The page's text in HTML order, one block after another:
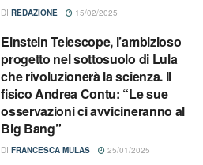
DI REDAZIONE 15/02/2025
Einstein Telescope, l’ambizioso
progetto nel sottosuolo di Lula
che rivoluzionerà la scienza. Il
fisico Andrea Contu: “Le sue
osservazioni ci avvicineranno al
Big Bang”
DI FRANCESCA MULAS 25/01/2025